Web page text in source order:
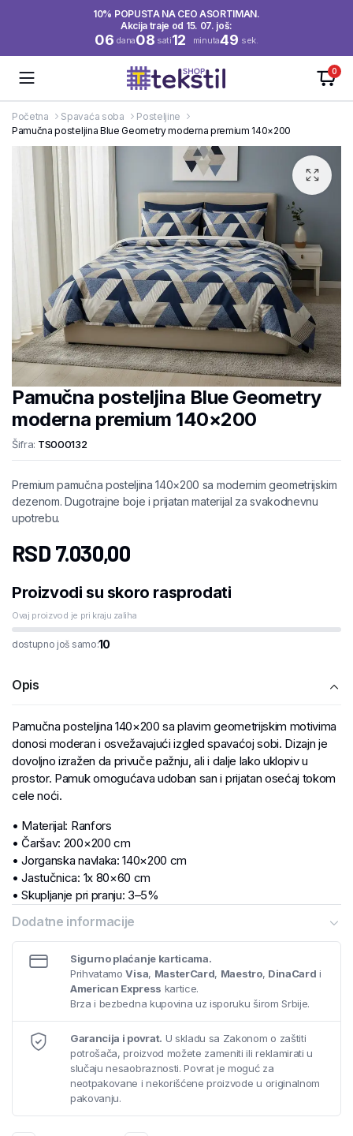
10% POPUSTA NA CEO ASORTIMAN.
Akcija traje od 15. 07. još:
06 dana08 sati12 minuta49 sek.
0
Početna Spavaća soba
Posteljine
Pamučna posteljina Blue Geometry moderna premium 140×200
Pamučna posteljina Blue Geometry
moderna premium 140×200
Šifra: TS000132
Premium pamučna posteljina 140×200 sa modernim geometrijskim
dezenom. Dugotrajne boje i prijatan materijal za svakodnevnu
upotrebu.
RSD 7.030,00
Proizvodi su skoro rasprodati
Ovaj proizvod je pri kraju zaliha
dostupno još samo:10
Opis
Pamučna posteljina 140×200 sa plavim geometrijskim motivima
donosi moderan i osvežavajući izgled spavaćoj sobi. Dizajn je
dovoljno izražen da privuče pažnju, ali i dalje lako uklopiv u
prostor. Pamuk omogućava udoban san i prijatan osećaj tokom
cele noći.
• Materijal: Ranfors
• Čaršav: 200×200 cm
• Jorganska navlaka: 140×200 cm
• Jastučnica: 1x 80×60 cm
• Skupljanje pri pranju: 3–5%
• Sastav: 100% pamuk
• Gramatura: 125 g/m²
Dodatne informacije
Sigurno plaćanje karticama.
PrihvatamoVisa, MasterCard, Maestro, DinaCard i
American Express kartice.
Brza i bezbedna kupovina uz isporuku širom Srbije.
Garancija i povrat. U skladu sa Zakonom o zaštiti
potrošača, proizvod možete zameniti ili reklamirati u
slučaju nesaobraznosti. Povrat je moguć za
neotpakovane i nekorišćene proizvode u originalnom
pakovanju.